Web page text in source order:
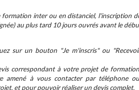
formation inter ou en distanciel, l'inscription
au plus tard 10 jours ouvrés avant le
sur un bouton "Je m'inscris" ou
correspondant à votre projet de
amené à vous contacter par téléphone
et pour pouvoir réaliser un devis complet.